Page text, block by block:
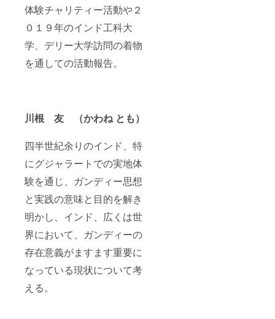
体験チャリティー活動や２
０１９年のインド工科大
学、デリー大学訪問の着物
を通しての活動報告。
川根 友 （かわね とも）
四半世紀余りのインド、特
にグジャラートでの実地体
験を通じ、ガンディー思想
と実践の意味と目的を解き
明かし、インド、広くは世
界において、ガンディーの
存在意義がますます重要に
なっている現状について考
える。